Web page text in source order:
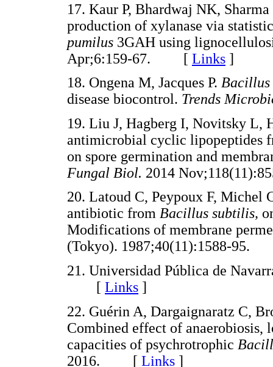
17. Kaur P, Bhardwaj NK,
production of xylanase via
pumilus 3GAH using
Apr;6:159-67. [ Links ]
18. Ongena M, Jacques P. Bacillus
disease biocontrol. Trends
19. Liu J, Hagberg I, Novitsky L,
antimicrobial cyclic lipopeptides
on spore germination and
Fungal Biol. 2014
20. Latoud C, Peypoux F,
antibiotic from Bacillus subtilis,
Modifications of membrane
(Tokyo). 1987;40(11):1588-
21. Universidad Pública de
[ Links ]
22. Guérin A, Dargaignaratz C,
Combined effect of anaerobiosis,
capacities of psychrotrophic
2016. [ Links ]